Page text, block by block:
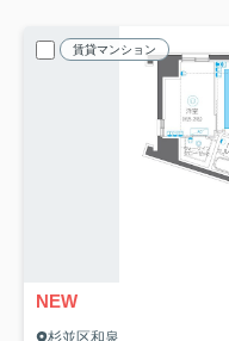
賃貸マンション
NEW
杉並区和泉